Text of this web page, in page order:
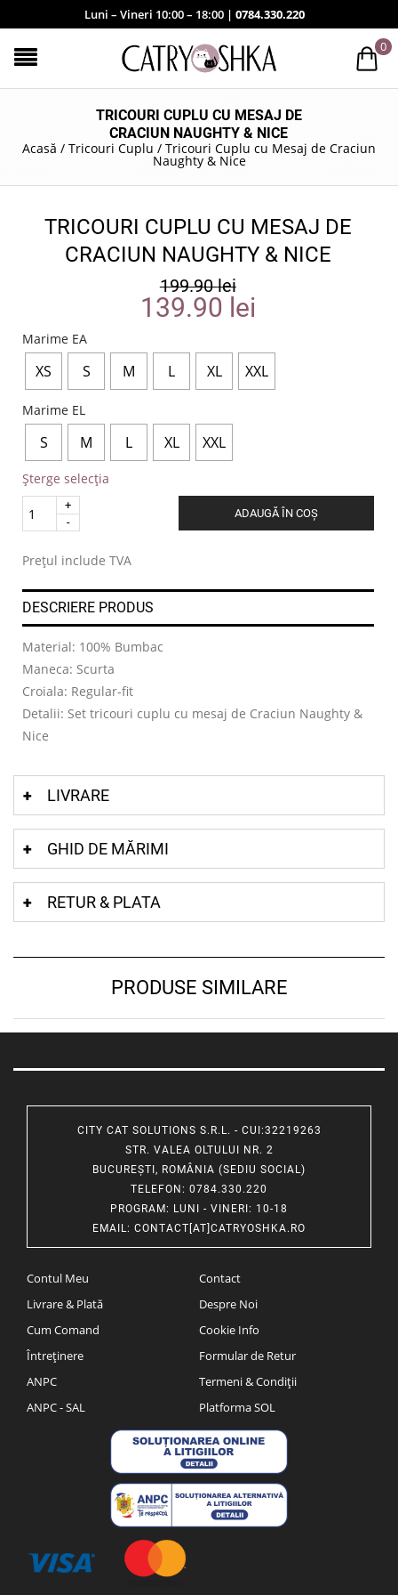
Luni – Vineri 10:00 – 18:00 | 0784.330.220
0
TRICOURI CUPLU CU MESAJ DE
CRACIUN NAUGHTY & NICE
Acasă / Tricouri Cuplu / Tricouri Cuplu cu Mesaj de Craciun
Naughty & Nice
TRICOURI CUPLU CU MESAJ DE
CRACIUN NAUGHTY & NICE
199.90lei
139.90 lei
Marime EA
XS S M L XL XXL
Marime EL
S M L XL XXL
Șterge selecția
Quantity
ADAUGĂ ÎN COȘ
Prețul include TVA
DESCRIERE PRODUS
Material: 100% Bumbac
Maneca: Scurta
Croiala: Regular-fit
Detalii: Set tricouri cuplu cu mesaj de Craciun Naughty &
Nice
LIVRARE
GHID DE MĂRIMI
RETUR & PLATA
PRODUSE SIMILARE
CITY CAT SOLUTIONS S.R.L. - CUI:32219263
STR. VALEA OLTULUI NR. 2
BUCUREȘTI, ROMÂNIA (SEDIU SOCIAL)
TELEFON : 0784.330.220
PROGRAM: LUNI - VINERI: 10-18
EMAIL: CONTACT[AT]CATRYOSHKA.RO
Contul Meu
Livrare & Plată
Cum Comand
Întreținere
ANPC
ANPC - SAL
Contact
Despre Noi
Cookie Info
Formular de Retur
Termeni & Condiții
Platforma SOL